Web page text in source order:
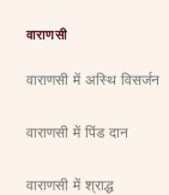
वाराणसी
वाराणसी में अस्थि विसर्जन
वाराणसी में पिंड दान
वाराणसी में श्राद्ध